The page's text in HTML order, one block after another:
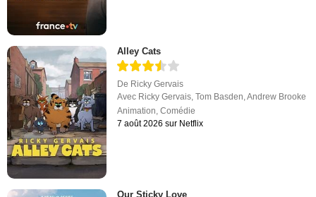
Alley Cats
De Ricky Gervais
Avec Ricky Gervais ,Tom Basden ,Andrew Brooke
Animation ,Comédie
7 août 2026 sur Netflix
Our Sticky Love